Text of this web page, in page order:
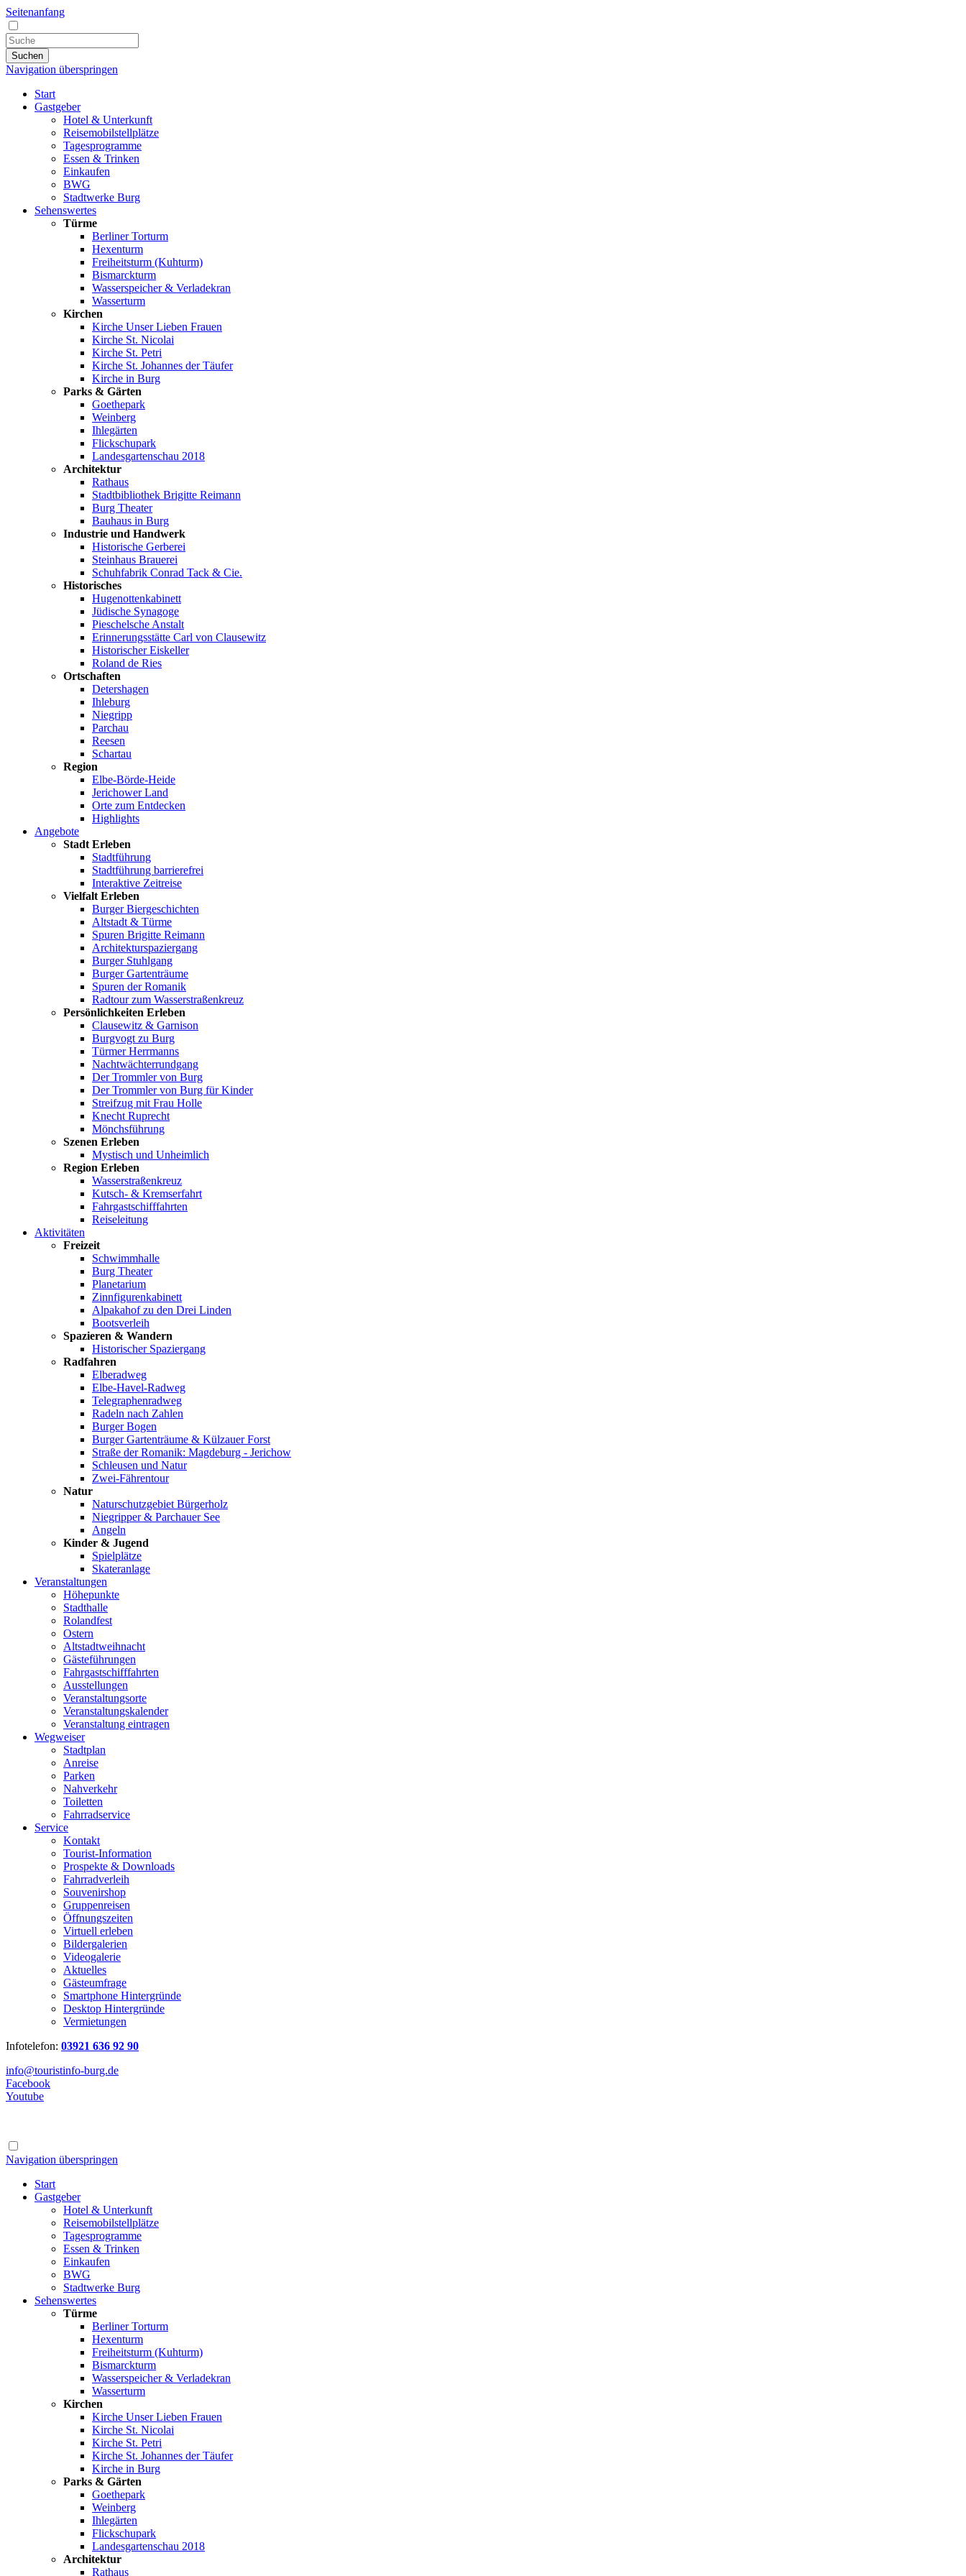
Seitenanfang
Suchen
Navigation überspringen
Start
Gastgeber
Hotel & Unterkunft
Reisemobilstellplätze
Tagesprogramme
Essen & Trinken
Einkaufen
BWG
Stadtwerke Burg
Sehenswertes
Türme
Berliner Torturm
Hexenturm
Freiheitsturm (Kuhturm)
Bismarckturm
Wasserspeicher & Verladekran
Wasserturm
Kirchen
Kirche Unser Lieben Frauen
Kirche St. Nicolai
Kirche St. Petri
Kirche St. Johannes der Täufer
Kirche in Burg
Parks & Gärten
Goethepark
Weinberg
Ihlegärten
Flickschupark
Landesgartenschau 2018
Architektur
Rathaus
Stadtbibliothek Brigitte Reimann
Burg Theater
Bauhaus in Burg
Industrie und Handwerk
Historische Gerberei
Steinhaus Brauerei
Schuhfabrik Conrad Tack & Cie.
Historisches
Hugenottenkabinett
Jüdische Synagoge
Pieschelsche Anstalt
Erinnerungsstätte Carl von Clausewitz
Historischer Eiskeller
Roland de Ries
Ortschaften
Detershagen
Ihleburg
Niegripp
Parchau
Reesen
Schartau
Region
Elbe-Börde-Heide
Jerichower Land
Orte zum Entdecken
Highlights
Angebote
Stadt Erleben
Stadtführung
Stadtführung barrierefrei
Interaktive Zeitreise
Vielfalt Erleben
Burger Biergeschichten
Altstadt & Türme
Spuren Brigitte Reimann
Architekturspaziergang
Burger Stuhlgang
Burger Gartenträume
Spuren der Romanik
Radtour zum Wasserstraßenkreuz
Persönlichkeiten Erleben
Clausewitz & Garnison
Burgvogt zu Burg
Türmer Herrmanns
Nachtwächterrundgang
Der Trommler von Burg
Der Trommler von Burg für Kinder
Streifzug mit Frau Holle
Knecht Ruprecht
Mönchsführung
Szenen Erleben
Mystisch und Unheimlich
Region Erleben
Wasserstraßenkreuz
Kutsch- & Kremserfahrt
Fahrgastschifffahrten
Reiseleitung
Aktivitäten
Freizeit
Schwimmhalle
Burg Theater
Planetarium
Zinnfigurenkabinett
Alpakahof zu den Drei Linden
Bootsverleih
Spazieren & Wandern
Historischer Spaziergang
Radfahren
Elberadweg
Elbe-Havel-Radweg
Telegraphenradweg
Radeln nach Zahlen
Burger Bogen
Burger Gartenträume & Külzauer Forst
Straße der Romanik: Magdeburg - Jerichow
Schleusen und Natur
Zwei-Fährentour
Natur
Naturschutzgebiet Bürgerholz
Niegripper & Parchauer See
Angeln
Kinder & Jugend
Spielplätze
Skateranlage
Veranstaltungen
Höhepunkte
Stadthalle
Rolandfest
Ostern
Altstadtweihnacht
Gästeführungen
Fahrgastschifffahrten
Ausstellungen
Veranstaltungsorte
Veranstaltungskalender
Veranstaltung eintragen
Wegweiser
Stadtplan
Anreise
Parken
Nahverkehr
Toiletten
Fahrradservice
Service
Kontakt
Tourist-Information
Prospekte & Downloads
Fahrradverleih
Souvenirshop
Gruppenreisen
Öffnungszeiten
Virtuell erleben
Bildergalerien
Videogalerie
Aktuelles
Gästeumfrage
Smartphone Hintergründe
Desktop Hintergründe
Vermietungen
Infotelefon: 03921 636 92 90
info@touristinfo-burg.de
Facebook
Youtube
Navigation überspringen
Start
Gastgeber
Hotel & Unterkunft
Reisemobilstellplätze
Tagesprogramme
Essen & Trinken
Einkaufen
BWG
Stadtwerke Burg
Sehenswertes
Türme
Berliner Torturm
Hexenturm
Freiheitsturm (Kuhturm)
Bismarckturm
Wasserspeicher & Verladekran
Wasserturm
Kirchen
Kirche Unser Lieben Frauen
Kirche St. Nicolai
Kirche St. Petri
Kirche St. Johannes der Täufer
Kirche in Burg
Parks & Gärten
Goethepark
Weinberg
Ihlegärten
Flickschupark
Landesgartenschau 2018
Architektur
Rathaus